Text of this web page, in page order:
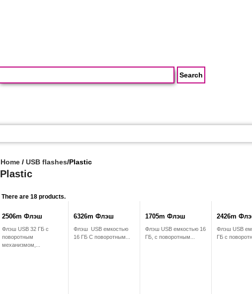
Home / USB flashes/Plastic
Plastic
There are 18 products.
2506m Флэш
Флэш USB 32 ГБ с
поворотным
механизмом,...
6326m Флэш
Флэш USB емкостью
16 ГБ С поворотным...
1705m Флэш
Флэш USB емкостью 16
ГБ, с поворотным...
2426m
Флэш USB
ГБ с